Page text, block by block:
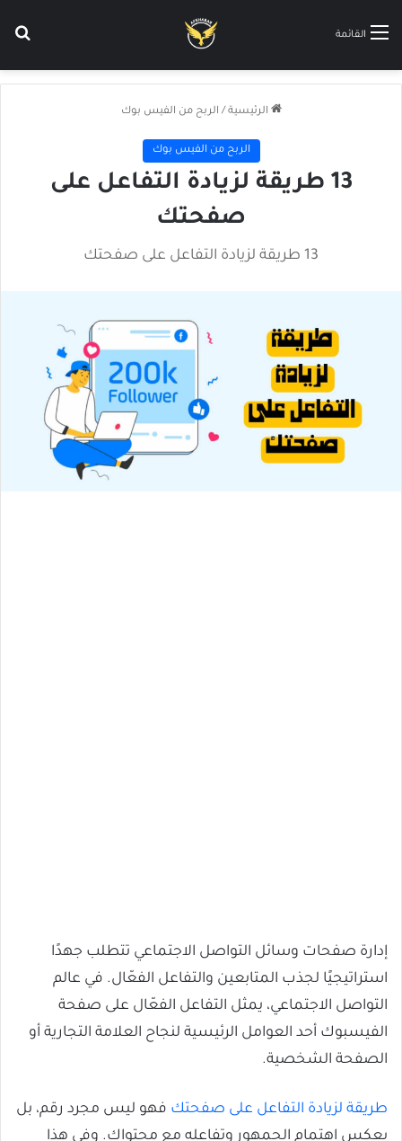
القائمة
الرئيسية / الربح من الفيس بوك
الربح من الفيس بوك
13 طريقة لزيادة التفاعل على
صفحتك
13 طريقة لزيادة التفاعل على صفحتك
إدارة صفحات وسائل التواصل الاجتماعي تتطلب جهدًا
استراتيجيًا لجذب المتابعين والتفاعل الفعّال. في عالم
التواصل الاجتماعي، يمثل التفاعل الفعّال على صفحة
الفيسبوك أحد العوامل الرئيسية لنجاح العلامة التجارية أو
الصفحة الشخصية.
طريقة لزيادة التفاعل على صفحتك فهو ليس مجرد رقم، بل
يعكس اهتمام الجمهور وتفاعله مع محتواك. وفي هذا